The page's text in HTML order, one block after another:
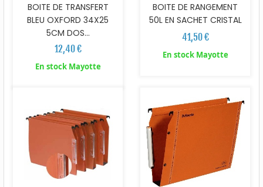
BOITE DE TRANSFERT
BLEU OXFORD 34X25
5CM DOS...
12,40 €
En stock Mayotte
BOITE DE RANGEMENT
50L EN SACHET CRISTAL
41,50 €
En stock Mayotte